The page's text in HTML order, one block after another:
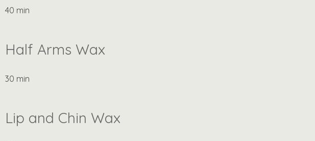
40 min
Half Arms Wax
30 min
Lip and Chin Wax